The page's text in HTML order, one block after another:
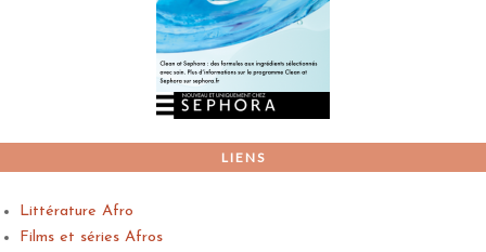
LIENS
Littérature Afro
Films et séries Afros